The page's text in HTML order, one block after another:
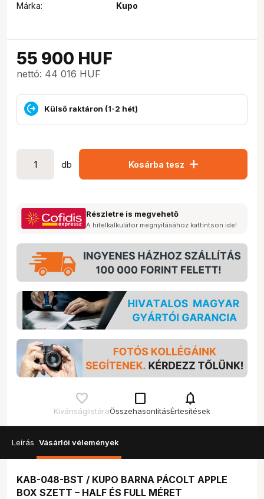
Márka:
Kupo
55 900 HUF
nettó: 44 016 HUF
Külső raktáron (1-2 hét)
db Kosárba tesz add
Részletre is megvehető
A hitelkalkulátor megnyitásához kattintson ide!
Kívánságlistára
check_box_outline_blank
Összehasonlítás
notifications
Értesítések
Leírás Vásárlói vélemények
KAB-048-BST / KUPO BARNA PÁCOLT APPLE
BOX SZETT – HALF ÉS FULL MÉRET